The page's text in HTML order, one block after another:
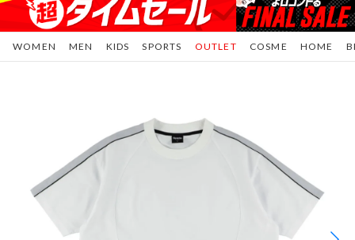
WOMEN MEN KIDS SPORTS COSME HOME
OUTLET